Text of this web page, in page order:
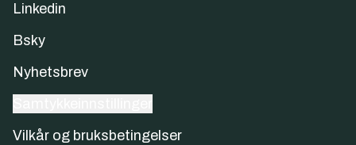
Linkedin
Bsky
Nyhetsbrev
Vilkår og bruksbetingelser